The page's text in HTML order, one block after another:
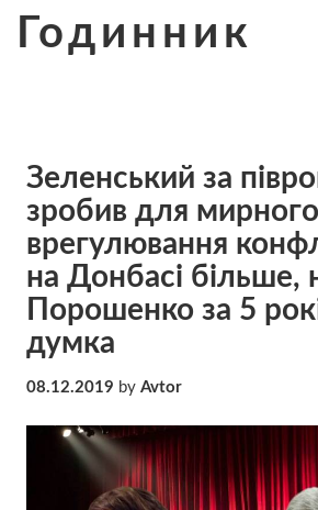
Годинник
Зеленський за
зробив для мирного
врегулювання
на Донбасі більше,
Порошенко за 5
думка
08.12.2019 by Avtor